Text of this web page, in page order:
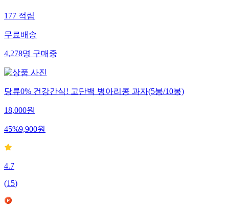
177적립
무료배송
4,278명구매중
당류0% 건강간식! 고단백 병아리콩 과자(5봉/10봉)
18,000원
45%9,900원
4.7
(15)